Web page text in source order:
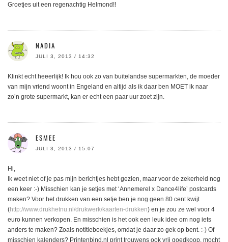
Groetjes uit een regenachtig Helmond!!
NADIA
JULI 3, 2013 / 14:32
Klinkt echt heeerlijk! Ik hou ook zo van buitelandse supermarkten, de moeder
van mijn vriend woont in Engeland en altijd als ik daar ben MOET ik naar
zo’n grote supermarkt, kan er echt een paar uur zoet zijn.
ESMEE
JULI 3, 2013 / 15:07
Hi,
Ik weet niet of je pas mijn berichtjes hebt gezien, maar voor de zekerheid nog
een keer :-) Misschien kan je setjes met ‘Annemerel x Dance4life’ postcards
maken? Voor het drukken van een setje ben je nog geen 80 cent kwijt
(http://www.drukhetnu.nl/drukwerk/kaarten-drukken) en je zou ze wel voor 4
euro kunnen verkopen. En misschien is het ook een leuk idee om nog iets
anders te maken? Zoals notitieboekjes, omdat je daar zo gek op bent. :-) Of
misschien kalenders? Printenbind.nl print trouwens ook vrij goedkoop, mocht